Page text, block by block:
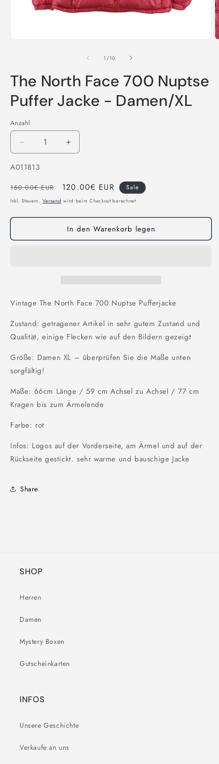
1 /von
10
The North Face 700 Nuptse
Puffer Jacke - Damen/XL
Anzahl
Verringere
die
Menge
The
North
700
Puffer
Erhöhe
die
The
North
700
Nuptse
Puffer
SKU:
A011813
Normaler
Preis
150.00€ EUR Verkaufspreis
120.00€ EUR Sale
Inkl. Steuern. Versand wird beim Checkout berechnet
In den Warenkorb legen
Vintage The North Face 700 Nuptse Pufferjacke
Zustand: getragener Artikel in sehr gutem Zustand und
Qualität, einige Flecken wie auf den Bildern gezeigt
Größe: Damen XL – überprüfen Sie die Maße unten
sorgfältig!
Maße: 66cm Länge / 59 cm Achsel zu Achsel / 77 cm
Kragen bis zum Ärmelende
Farbe: rot
Infos: Logos auf der Vorderseite, am Ärmel und auf der
Rückseite gestickt. sehr warme und bauschige Jacke
Share
SHOP
Herren
Damen
Mystery Boxen
Gutscheinkarten
INFOS
Unsere Geschichte
Verkaufe an uns